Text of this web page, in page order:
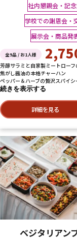
社内懇親会・記
学校での謝恩会・
展示会・商品発
全9品 / お1人様
芳醇サラミと自家製ミートロー
焦がし醤油の本格チャーハン
ペッパー＆ハーブの贅沢スパイシ
続きを表示する
詳細を見る
ベジタリアン